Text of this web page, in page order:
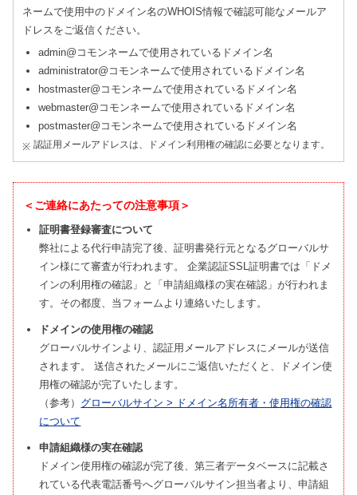
ネームで使用中のドメイン名のWHOIS情報で確認可能なメールア
ドレスをご返信ください。
admin@コモンネームで使用されているドメイン名
administrator@コモンネームで使用されているドメイン名
hostmaster@コモンネームで使用されているドメイン名
webmaster@コモンネームで使用されているドメイン名
postmaster@コモンネームで使用されているドメイン名
認証用メールアドレスは、ドメイン利用権の確認に必要となります。
＜ご連絡にあたっての注意事項＞
証明書登録審査について
弊社による代行申請完了後、証明書発行元となるグローバルサ
イン様にて審査が行われます。 企業認証SSL証明書では「ドメ
インの利用権の確認」と「申請組織様の実在確認」が行われま
す。その都度、当フォームより連絡いたします。
ドメインの使用権の確認
グローバルサインより、認証用メールアドレスにメールが送信
されます。 送信されたメールにご返信いただくと、ドメイン使
用権の確認が完了いたします。
（参考） グローバルサイン > ドメイン名所有者・使用権の確認
について
申請組織様の実在確認
ドメイン使用権の確認が完了後、第三者データベースに記載さ
れている代表電話番号へグローバルサイン担当者より、申請組